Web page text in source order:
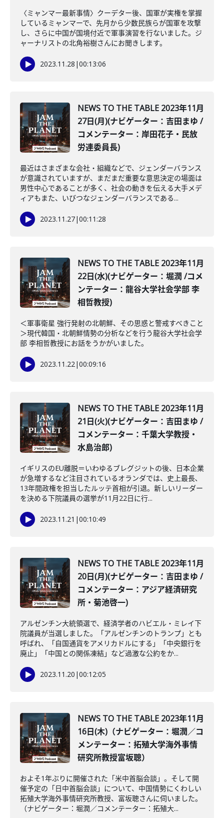
〈ミャンマー最新事情〉クーデター後、国軍が実権を掌握
しているミャンマーで、先月から少数民族らが国軍を攻撃
し、さらに中国が国境付近で軍事演習を行ないました。ジ
ャーナリストの北角裕樹さんにお聞きします。
2023.11.28 |00:13:06
NEWS TO THE TABLE 2023年11月
27日(月)(ナビゲーター：吉田まゆ /
コメンテーター：岸田花子・民放
労連委員長)
最近はさまざまな会社・組織などで、ジェンダーバランス
が意識されていますが、まだまだ重要な意思決定の場面は
男性中心であることが多く、社会の動きを伝える大手メデ
ィアもまた、いびつなジェンダーバランスである...
2023.11.27|00:11:28
NEWS TO THE TABLE 2023年11月
22日(水)(ナビゲーター：堀潤 /コメ
ンテーター：龍谷大学社会学部 李
相哲教授)
＜軍事衛星 強行発射の北朝鮮、その思惑と警戒すべきこと
＞現代韓国・北朝鮮情勢の分析などを行う龍谷大学社会学
部 李相哲教授にお話をうかがいました。
2023.11.22|00:09:16
NEWS TO THE TABLE 2023年11月
21日(火)(ナビゲーター：吉田まゆ /
コメンテーター：千葉大学教授・
水島治郎)
イギリスのEU離脱＝いわゆるブレグジットの後、日本企業
が急増するなど注目されているオランダでは、史上最長､
13年間政権を担当したルッテ首相が引退。新しいリーダー
を決める下院議員の選挙が11月22日に行...
2023.11.21 |00:10:49
NEWS TO THE TABLE 2023年11月
20日(月)(ナビゲーター：吉田まゆ /
コメンテーター：アジア経済研究
所・菊池啓一)
アルゼンチン大統領選で、経済学者のハビエル・ミレイ下
院議員が当選しました。「アルゼンチンのトランプ」とも
呼ばれ、「自国通貨をアメリカドルにする」「中央銀行を
廃止」「中国との関係凍結」など過激な公約をか...
2023.11.20 |00:12:05
NEWS TO THE TABLE 2023年11月
16日(木)（ナビゲーター：堀潤／コ
メンテーター：拓殖大学海外事情
研究所教授富坂聰）
およそ1年ぶりに開催された「米中首脳会談」。そして開
催予定の「日中首脳会談」について、中国情勢にくわしい
拓殖大学海外事情研究所教授、富坂聰さんに伺いました。
（ナビゲーター：堀潤／コメンテーター：拓殖大...